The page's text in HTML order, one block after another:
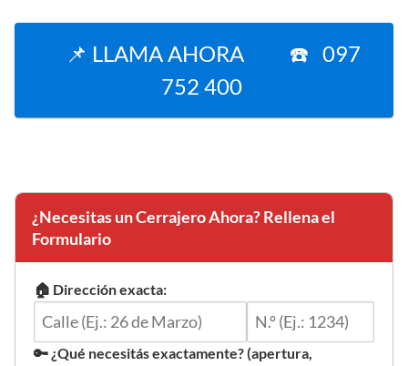
📌 LLAMA AHORA ☎️ 097
752 400
¿Necesitas un Cerrajero Ahora? Rellena el
Formulario
🏠 Dirección exacta:
🔑 ¿Qué necesitás exactamente? (apertura,